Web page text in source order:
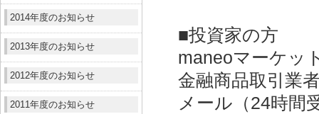
2014年度のお知らせ
2013年度のお知らせ
2012年度のお知らせ
2011年度のお知らせ
■投資家の方
maneoマーケッ
金融商品取引業
メール（24時間